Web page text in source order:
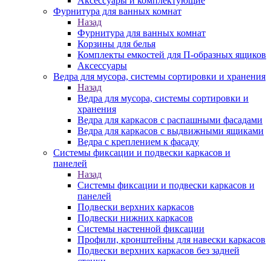
Фурнитура для ванных комнат
Назад
Фурнитура для ванных комнат
Корзины для белья
Комплекты емкостей для П-образных ящиков
Аксессуары
Ведра для мусора, системы сортировки и хранения
Назад
Ведра для мусора, системы сортировки и
хранения
Ведра для каркасов с распашными фасадами
Ведра для каркасов с выдвижными ящиками
Ведра с креплением к фасаду
Системы фиксации и подвески каркасов и
панелей
Назад
Системы фиксации и подвески каркасов и
панелей
Подвески верхних каркасов
Подвески нижних каркасов
Системы настенной фиксации
Профили, кронштейны для навески каркасов
Подвески верхних каркасов без задней